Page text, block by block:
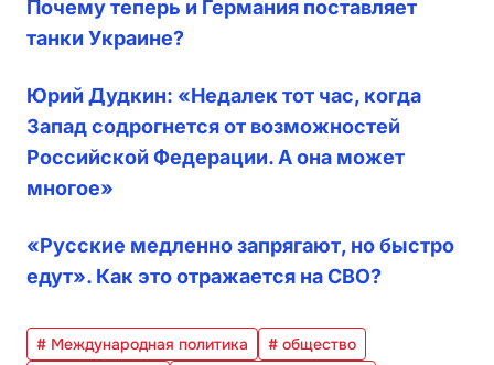
Почему теперь и Германия поставляет
танки Украине?
Юрий Дудкин: «Недалек тот час, когда
Запад содрогнется от возможностей
Российской Федерации. А она может
многое»
«Русские медленно запрягают, но быстро
едут». Как это отражается на СВО?
# Международная политика
# общество